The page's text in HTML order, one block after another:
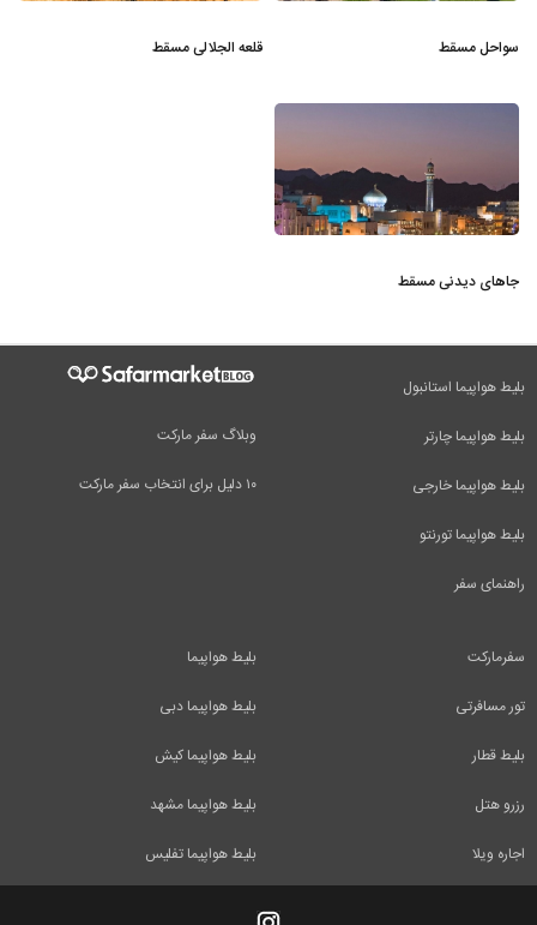
سواحل مسقط قلعه الجلالی مسقط
جاهای دیدنی مسقط
وبلاگ سفر مارکت
۱۰ دلیل برای انتخاب سفر مارکت
بلیط هواپیما استانبول
بلیط هواپیما چارتر
بلیط هواپیما خارجی
بلیط هواپیما تورنتو
راهنمای سفر
بلیط هواپیما
بلیط هواپیما دبی
بلیط هواپیما کیش
بلیط هواپیما مشهد
بلیط هواپیما تفلیس
سفرمارکت
تور مسافرتی
بلیط قطار
رزرو هتل
اجاره ویلا